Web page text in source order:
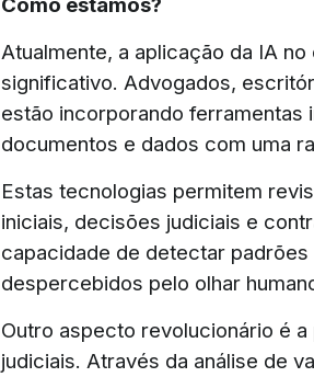
Atualmente, a aplicação da IA
significativo. Advogados,
estão incorporando ferramentas
documentos e dados com uma
Estas tecnologias permitem
iniciais, decisões judiciais e
capacidade de detectar
despercebidos pelo olhar
Outro aspecto revolucionário é
judiciais. Através da análise de